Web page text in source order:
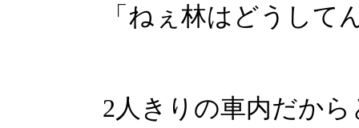
「ねぇ林はどうして
2人きりの車内だか